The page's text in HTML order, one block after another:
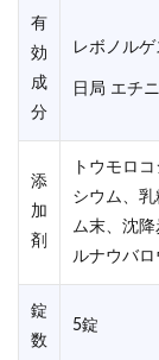
有
効
成
分
レボノル
日局 エチ
添
加
剤
トウモロ
シウム、
ム末、沈
ルナウバ
錠
数
5錠